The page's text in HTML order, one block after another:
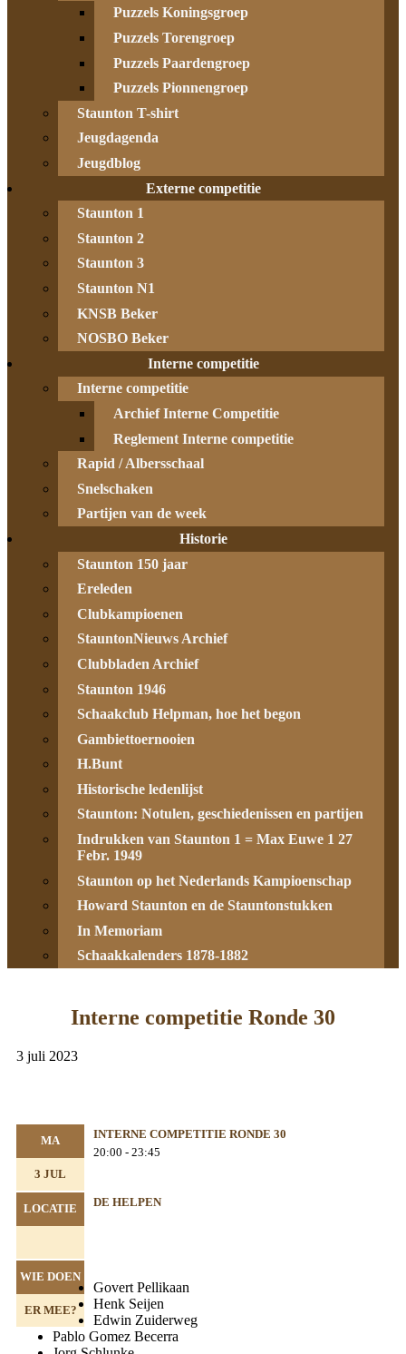
Puzzels Koningsgroep
Puzzels Torengroep
Puzzels Paardengroep
Puzzels Pionnengroep
Staunton T-shirt
Jeugdagenda
Jeugdblog
Externe competitie
Staunton 1
Staunton 2
Staunton 3
Staunton N1
KNSB Beker
NOSBO Beker
Interne competitie
Interne competitie
Archief Interne Competitie
Reglement Interne competitie
Rapid / Albersschaal
Snelschaken
Partijen van de week
Historie
Staunton 150 jaar
Ereleden
Clubkampioenen
StauntonNieuws Archief
Clubbladen Archief
Staunton 1946
Schaakclub Helpman, hoe het begon
Gambiettoernooien
H.Bunt
Historische ledenlijst
Staunton: Notulen, geschiedenissen en partijen
Indrukken van Staunton 1 = Max Euwe 1 27
Febr. 1949
Staunton op het Nederlands Kampioenschap
Howard Staunton en de Stauntonstukken
In Memoriam
Schaakkalenders 1878-1882
Interne competitie Ronde 30
3 juli 2023
MA
3 JUL
INTERNE COMPETITIE RONDE 30
20:00 - 23:45
LOCATIE DE HELPEN
WIE DOEN
ER MEE?
Govert Pellikaan
Henk Seijen
Edwin Zuiderweg
Pablo Gomez Becerra